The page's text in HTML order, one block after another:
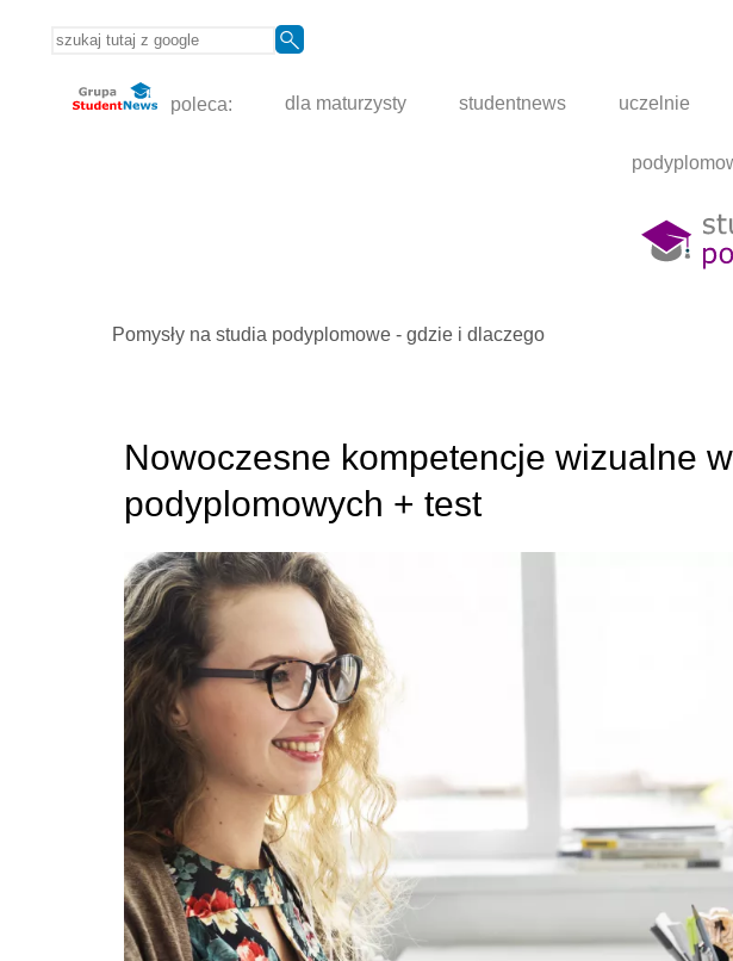
poleca: dla maturzysty studentnews uczelnie
Pomysły na studia podyplomowe - gdzie i dlaczego
Nowoczesne kompetencje wizualne
podyplomowych + test